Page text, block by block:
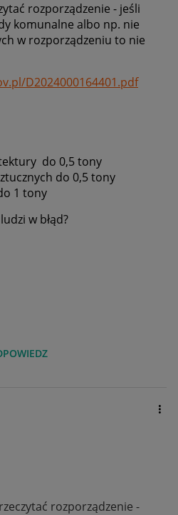
rozporządzenie - jeśli
komunalne albo np. nie
w rozporządzeniu to nie
D2024000164401.pdf
do 0,5 tony
do 0,5 tony
1 tony
w błąd?
rozporządzenie -